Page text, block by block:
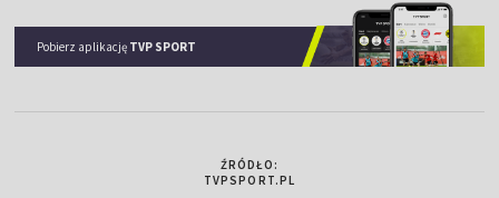
Pobierz aplikację TVP SPORT
ŹRÓDŁO:
TVPSPORT.PL